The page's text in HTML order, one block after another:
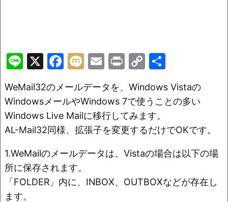
Li
e
X
F
c
e
b
o
k
M
i
E
ai
l
Pr
t
C
p
y
Li
k
WeMail32のメールデータを、Windows Vistaの
WindowsメールやWindows 7で使うことの多い
Windows Live Mailに移行してみます。
AL-Mail32同様、拡張子を変更するだけでOKです。
1.WeMailのメールデータは、Vistaの場合は以下の場
所に保存されます。
「FOLDER」内に、INBOX、OUTBOXなどが存在し
ます。